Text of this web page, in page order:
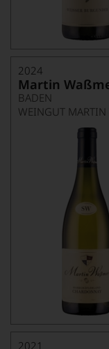
2024
Martin
BADEN
WEINGUT MARTIN
2021